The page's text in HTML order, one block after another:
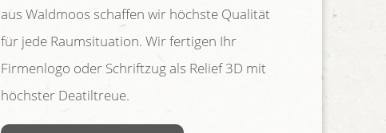
aus Waldmoos schaffen wir höchste Qualität
für jede Raumsituation. Wir fertigen Ihr
Firmenlogo oder Schriftzug als Relief 3D mit
höchster Deatiltreue.